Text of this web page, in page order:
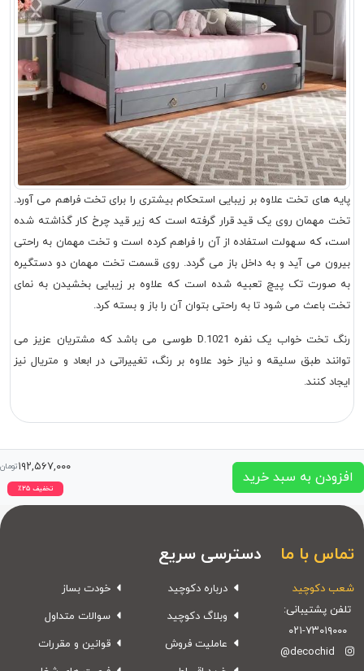
پایه های تخت علاوه بر زیبایی استحکام بیشتری را برای تخت فراهم می آورد.
تخت مهمان روی یک قید قرار گرفته است که زیر قید چرخ کار گذاشته شده
است، که سهولت استفاده از آن را فراهم کرده است و تخت مهمان به راحتی
بیرون می آید و به داخل باز می گردد. روی قسمت تخت مهمان دو دستگیره
به صورت تک پیچ تعبیه شده است که علاوه بر زیبایی بخشیدن به نمای
تخت باعث می شود تا به راحتی بتوان آن را باز و بسته کرد.
رنگ تخت خواب یک نفره D.1021 طوسی می باشد که مشتریان عزیز می
توانند طبق سلیقه و نیاز خود علاوه بر رنگ، تغییراتی در ابعاد و متریال نیز
ایجاد کنند.
افزودن به سبد خرید
۱۹۲,۵۶۷,۰۰۰تومان
تخفیف ۲۵٪
تماس با ما
شعب دکوچید
تلفن پشتیبانی:
۰۲۱-۷۳۰۱۹۰۰۰
@decochid
دسترسی سریع
درباره دکوچید
وبلاگ دکوچید
عاملیت فروش
خودت بساز
سوالات متداول
قوانین و مقررات